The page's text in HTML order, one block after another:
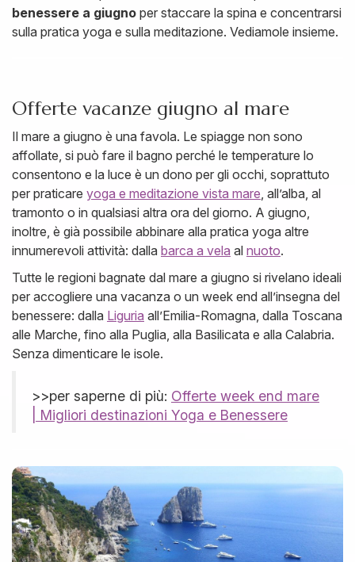
benessere a giugno per staccare la spina e concentrarsi
sulla pratica yoga e sulla meditazione. Vediamole insieme.
Offerte vacanze giugno al mare
Il mare a giugno è una favola. Le spiagge non sono
affollate, si può fare il bagno perché le temperature lo
consentono e la luce è un dono per gli occhi, soprattuto
per praticare yoga e meditazione vista mare , all’alba, al
tramonto o in qualsiasi altra ora del giorno. A giugno,
inoltre, è già possibile abbinare alla pratica yoga altre
innumerevoli attività: dalla barca a vela al nuoto.
Tutte le regioni bagnate dal mare a giugno si rivelano ideali
per accogliere una vacanza o un week end all’insegna del
benessere: dalla Liguria all’Emilia-Romagna, dalla Toscana
alle Marche, fino alla Puglia, alla Basilicata e alla Calabria.
Senza dimenticare le isole.
>>per saperne di più: Offerte week end mare
| Migliori destinazioni Yoga e Benessere